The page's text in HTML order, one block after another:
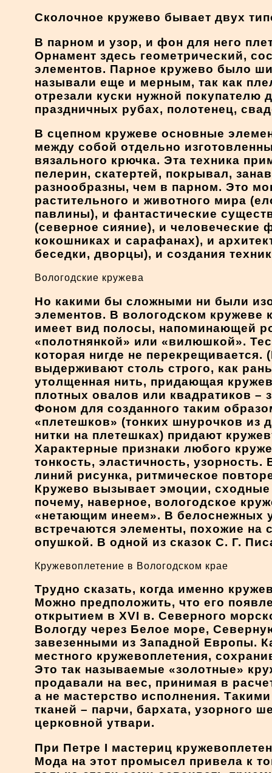
Сколочное кружево бывает двух
В парном и узор, и фон для него
Орнамент здесь геометрический,
элементов. Парное кружево было
называли еще и мерным, так как
отрезали куски нужной покупателю
праздничных рубах, полотенец,
В сцепном кружеве основные
между собой отдельно
вязального крючка. Эта техника
пелерин, скатертей, покрывал,
разнообразны, чем в парном. Это
растительного и животного мира
павлины), и фантастические
(северное сияние), и
кокошниках и сарафанах), и
беседки, дворцы), и создания
Вологодские кружева
Но какими бы сложными ни были
элементов. В вологодском кружеве
имеет вид полосы, напоминающей
«полотнянкой» или «вилюшкой».
которая нигде не
выдерживают столь строго, как
утолщенная нить, придающая
плотных овалов или квадратиков –
Фоном для созданного таким
«плетешков» (тонких шнурочков из
нитки на плетешках) придают
Характерные признаки любого
тонкость, эластичность,
линий рисунка, ритмическое
Кружево вызывает эмоции,
почему, наверное, вологодское
«нетающим инеем». В белоснежных
встречаются элементы, похожие на
опушкой. В одной из сказок С. Г.
Кружевоплетение в Вологодском крае
Трудно сказать, когда именно
Можно предположить, что его
открытием в XVI в. Северного
Вологду через Белое море,
завезенными из Западной Европы.
местного кружевоплетения,
Это так называемые «золотные»
продавали на вес, принимая в
а не мастерство исполнения.
тканей – парчи, бархата, узорного
церковной утвари.
При Петре I мастериц
Мода на этот промысел привела к